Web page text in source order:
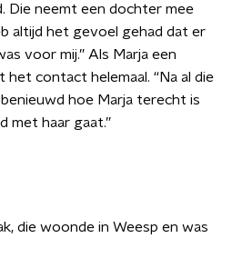
Die neemt een dochter mee
altijd het gevoel gehad dat er
voor mij.” Als Marja een
contact helemaal. “Na al die
hoe Marja terecht is
met haar gaat.”
die woonde in Weesp en was